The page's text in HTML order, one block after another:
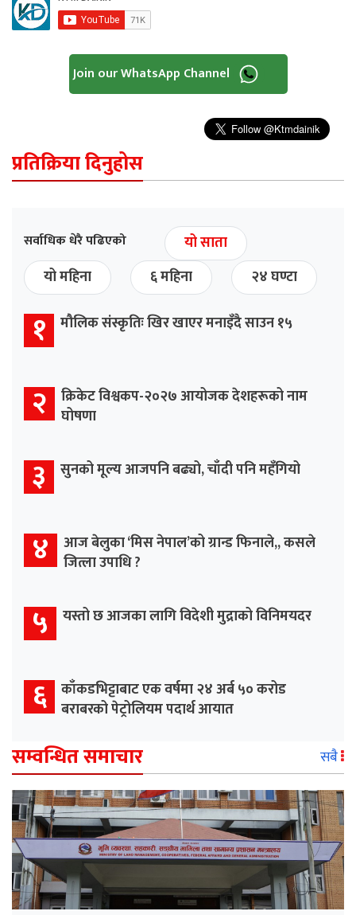
Join our WhatsApp Channel
प्रतिक्रिया दिनुहोस
सर्वाधिक धेरै पढिएको
यो साता
यो महिना
६ महिना २४ घण्टा
१ मौलिक संस्कृतिः खिर खाएर मनाइँदै साउन १५
२ क्रिकेट विश्वकप-२०२७ आयोजक देशहरूको नाम
घोषणा
३ सुनको मूल्य आजपनि बढ्यो, चाँदी पनि महँगियो
४ आज बेलुका ‘मिस नेपाल’को ग्रान्ड फिनाले,, कसले
जित्ला उपाधि ?
५ यस्तो छ आजका लागि विदेशी मुद्राको विनिमयदर
६ काँकडभिट्टाबाट एक वर्षमा २४ अर्ब ५० करोड
बराबरको पेट्रोलियम पदार्थ आयात
सम्वन्धित समाचार सबै